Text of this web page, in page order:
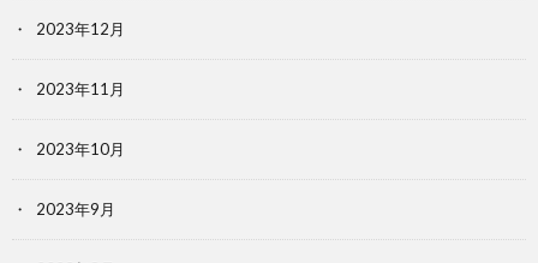
2023年12月
2023年11月
2023年10月
2023年9月